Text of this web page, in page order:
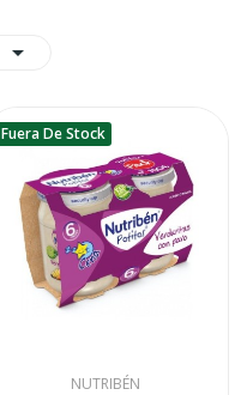

Fuera De Stock
NUTRIBÉN